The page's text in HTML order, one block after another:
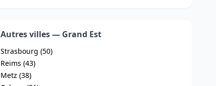
Autres villes — Grand Est
Strasbourg (50)
Reims (43)
Metz (38)